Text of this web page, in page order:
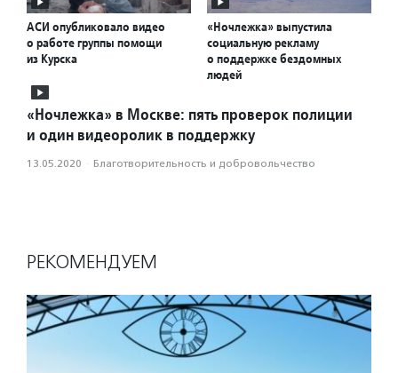
АСИ опубликовало видео
о работе группы помощи
из Курска
«Ночлежка» выпустила
социальную рекламу
о поддержке бездомных
людей
«Ночлежка» в Москве: пять проверок полиции
и один видеоролик в поддержку
13.05.2020 · Благотвори­тель­ность и доброволь­чест­во
РЕКОМЕНДУЕМ